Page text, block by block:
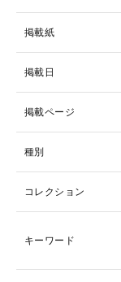
掲載紙
掲載日
掲載ページ
種別
コレクション
キーワード